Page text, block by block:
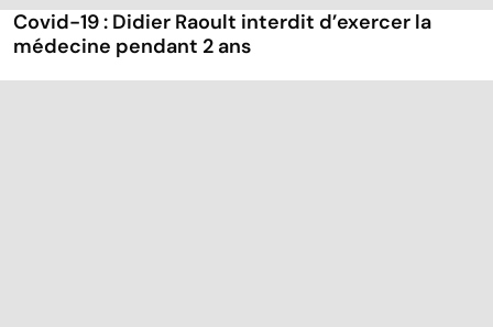
Covid-19 : Didier Raoult interdit d’exercer la
médecine pendant 2 ans